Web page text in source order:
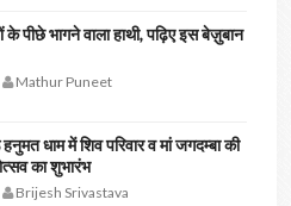
के पीछे भागने वाला हाथी, पढ़िए इस बेज़ुबान
Mathur Puneet
हनुमत धाम में शिव परिवार व मां जगदम्बा की
का शुभारंभ
Brijesh Srivastava